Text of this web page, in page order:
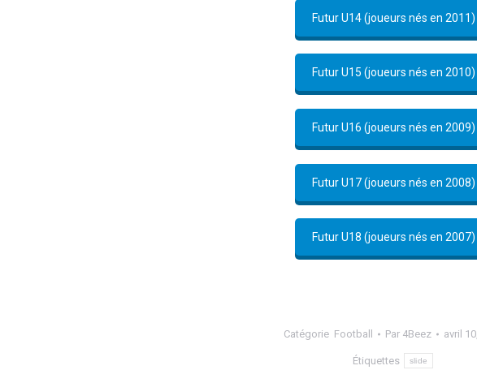
Futur U14 (joueurs nés en 2011)
Futur U15 (joueurs nés en 2010)
Futur U16 (joueurs nés en 2009)
Futur U17 (joueurs nés en 2008)
Futur U18 (joueurs nés en 2007)
Catégorie Football Par 4Beez avril
Étiquettes slide